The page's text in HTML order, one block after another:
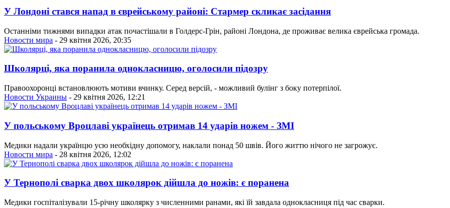
У Лондоні стався напад в єврейському районі: Стармер скликає засідання
Останніми тижнями випадки атак почастішали в Голдерс-Грін, районі Лондона, де проживає велика єврейська громада.
Новости мира - 29 квітня 2026, 20:35
Школярці, яка поранила однокласницю, оголосили підозру
Правоохоронці встановлюють мотиви вчинку. Серед версій, - можливий булінг з боку потерпілої.
Новости Украины - 29 квітня 2026, 12:21
У польському Вроцлаві українець отримав 14 ударів ножем - ЗМІ
Медики надали українцю усю необхідну допомогу, наклали понад 50 швів. Його життю нічого не загрожує.
Новости мира - 28 квітня 2026, 12:02
У Тернополі сварка двох школярок дійшла до ножів: є поранена
Медики госпіталізували 15-річну школярку з численними ранами, які їй завдала однокласниця під час сварки.